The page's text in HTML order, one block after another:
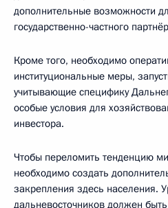
дополнительные возможности
государственно-частного
Кроме того, необходимо
институциональные меры,
учитывающие специфику
особые условия для
инвестора.
Чтобы переломить тенденцию
необходимо создать
закрепления здесь населения.
дальневосточников должен